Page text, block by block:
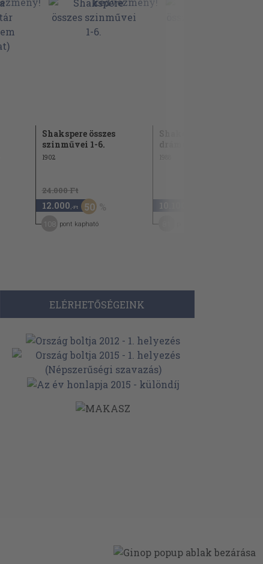
Shakspere összes
szinművei 1-6.
1902
24.000 Ft
12.000 ,-Ft 50
pont kapható
Shakespeare összes
drámái I-IV.
ELÉRHETŐSÉGEINK